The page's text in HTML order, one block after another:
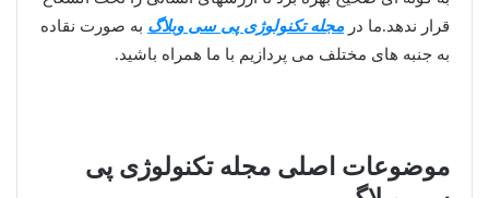
قرار ندهد.ما در مجله تکنولوژی پی سی وبلاگ به صورت نقاده
به جنبه های مختلف می پردازیم با ما همراه باشید.
موضوعات اصلی مجله تکنولوژی پی